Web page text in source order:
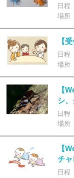
日程
場所
【
日程
場所
【
シ、
日程
場所
【
チャ
日程